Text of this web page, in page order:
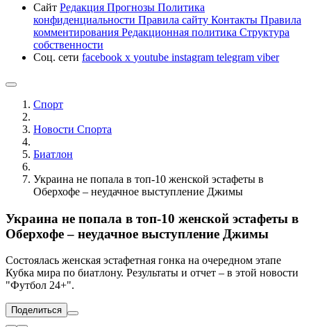
Сайт Редакция Прогнозы Политика
конфиденциальности Правила сайту Контакты Правила
комментирования Редакционная политика Структура
собственности
Соц. сети facebook x youtube instagram telegram viber
Спорт
Новости Cпорта
Биатлон
Украина не попала в топ-10 женской эстафеты в
Оберхофе – неудачное выступление Джимы
Украина не попала в топ-10 женской эстафеты в
Оберхофе – неудачное выступление Джимы
Состоялась женская эстафетная гонка на очередном этапе
Кубка мира по биатлону. Результаты и отчет – в этой новости
"Футбол 24+".
Поделиться